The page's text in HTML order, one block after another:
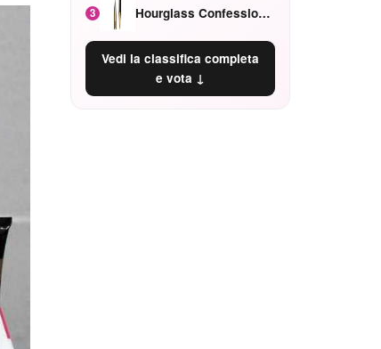
3 Hourglass Confession Ricaricabile Ultra Preciso Ad Alta Intensità Secretly Classic Red
Vedi la classifica completa
e vota ↓